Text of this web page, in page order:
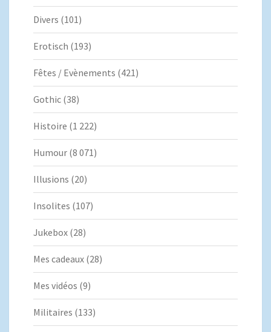
Divers (101)
Erotisch (193)
Fêtes / Evènements (421)
Gothic (38)
Histoire (1 222)
Humour (8 071)
Illusions (20)
Insolites (107)
Jukebox (28)
Mes cadeaux (28)
Mes vidéos (9)
Militaires (133)